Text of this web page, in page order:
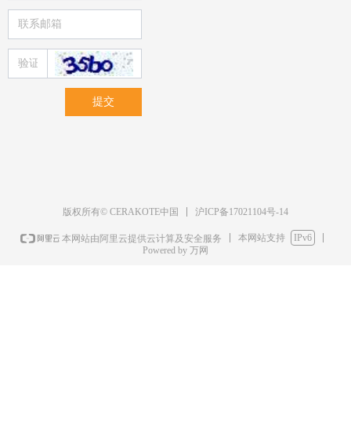
提交
版权所有© CERAKOTE中国 沪ICP备17021104号-14
本网站由阿里云提供云计算及安全服务 本网站支持
IPv6
Powered by 万网